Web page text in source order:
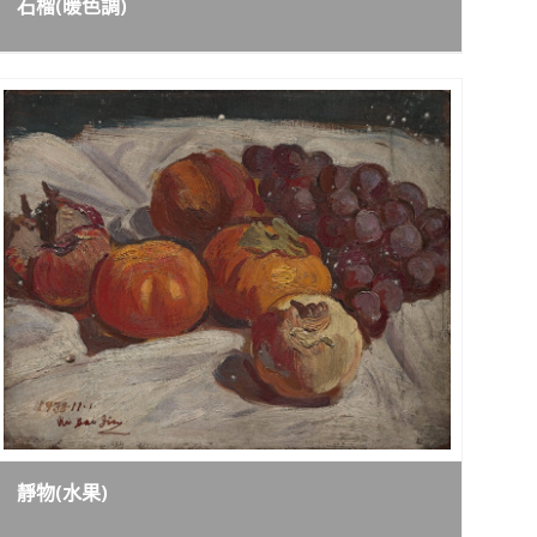
石榴(暖色調)
靜物(水果)